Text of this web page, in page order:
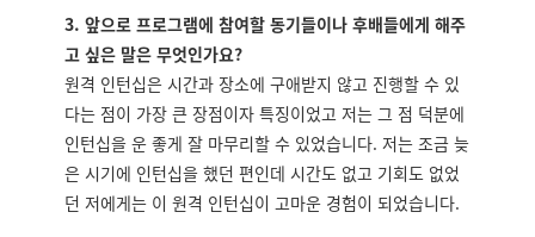
3. 앞으로 프로그램에 참여할 동기들이나 후배들에게 해주
고 싶은 말은 무엇인가요?
원격 인턴십은 시간과 장소에 구애받지 않고 진행할 수 있
다는 점이 가장 큰 장점이자 특징이었고 저는 그 점 덕분에
인턴십을 운 좋게 잘 마무리할 수 있었습니다. 저는 조금 늦
은 시기에 인턴십을 했던 편인데 시간도 없고 기회도 없었
던 저에게는 이 원격 인턴십이 고마운 경험이 되었습니다.